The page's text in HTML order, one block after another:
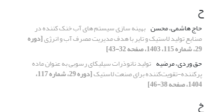
ح
حاج هاشمی، محسن بهینه سازی سیستم های آب خنک کننده در
صنایع تولید لاستیک و تایر با هدف مدیریت مصرف آب و انرژی[دوره
29، شماره 115، 1403، صفحه 32-43]
حق وردی، مرضیه تولید نانوذرات سیلیکای رسوبی به عنوان ماده
پرکننده-تقویت‌کننده برای صنعت لاستیک [دوره 29، شماره 117،
1404، صفحه 38-46]
خ